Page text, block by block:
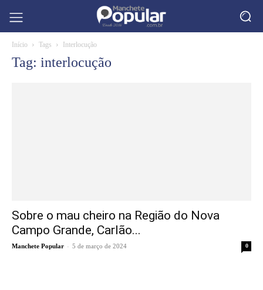
Início Tags Interlocução
Tag: interlocução
Sobre o mau cheiro na Região do Nova
Campo Grande, Carlão...
Manchete Popular - 5 de março de 2024 0